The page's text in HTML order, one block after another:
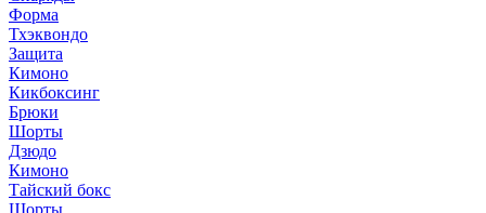
Форма
Тхэквондо
Защита
Кимоно
Кикбоксинг
Брюки
Шорты
Дзюдо
Кимоно
Тайский бокс
Шорты